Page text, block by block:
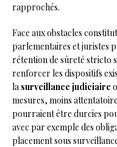
rapprochés.
Face aux obstacles
parlementaires et juristes
rétention de sûreté stricto
renforcer les dispositifs
la surveillance judiciaire
mesures, moins
pourraient être durcies
avec par exemple des
placement sous